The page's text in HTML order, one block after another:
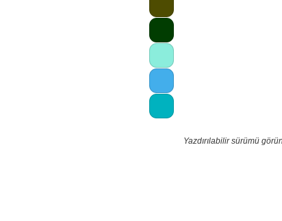
Yazdırılabilir sürümü